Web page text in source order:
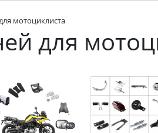
мотоциклиста
для